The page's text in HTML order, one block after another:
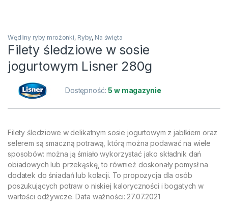
Wędliny ryby mrożonki, Ryby, Na święta
Filety śledziowe w sosie
jogurtowym Lisner 280g
Dostępność:5 w magazynie
Filety śledziowe w delikatnym sosie jogurtowym z jabłkiem oraz
selerem są smaczną potrawą, którą można podawać na wiele
sposobów: można ją śmiało wykorzystać jako składnik dań
obiadowych lub przekąskę, to również doskonały pomysł na
dodatek do śniadań lub kolacji. To propozycja dla osób
poszukujących potraw o niskiej kaloryczności i bogatych w
wartości odżywcze. Data ważności: 27.07.2021